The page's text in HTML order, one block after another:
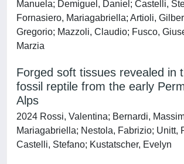
Manuela; Demiguel, Daniel; Castelli,
Fornasiero, Mariagabriella; Artioli,
Gregorio; Mazzoli, Claudio; Fusco,
Marzia
Forged soft tissues revealed in
fossil reptile from the early
Alps
2024 Rossi, Valentina; Bernardi,
Mariagabriella; Nestola, Fabrizio; Unitt,
Castelli, Stefano; Kustatscher, Evelyn